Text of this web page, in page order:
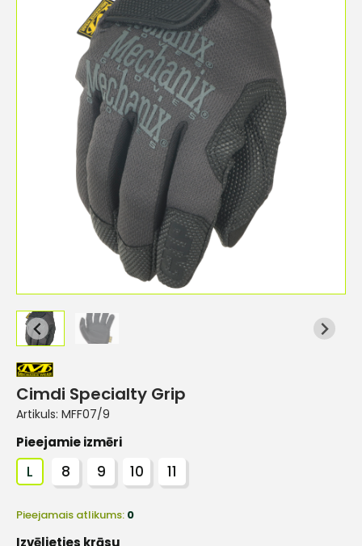
Cimdi Specialty Grip
Artikuls: MFF07/9
Pieejamie izmēri
L 8 9 10 11
Pieejamais atlikums: 0
Izvēlieties krāsu